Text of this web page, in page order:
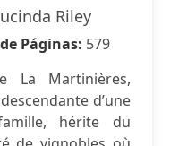
Riley
Páginas: 579
La Martinières,
d’une
hérite du